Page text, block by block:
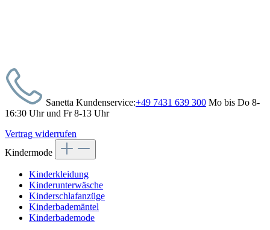
Sanetta Kundenservice:+49 7431 639 300 Mo bis Do 8-
16:30 Uhr und Fr 8-13 Uhr
Vertrag widerrufen
Kindermode
Kinderkleidung
Kinderunterwäsche
Kinderschlafanzüge
Kinderbademäntel
Kinderbademode